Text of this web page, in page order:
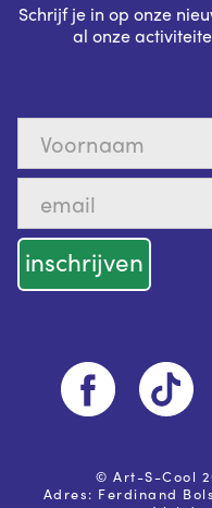
Schrijf je in op onze
al onze
© Art-S-Cool
Adres: Ferdinand